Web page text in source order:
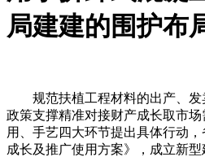
局建建的围护布
规范扶植工程材料的出产、发
政策支撑精准对接财产成长取市
用、手艺四大环节提出具体行动
成长及推广使用方案》，成立新